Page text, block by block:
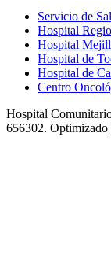
Servicio de
Hospital
Hospital
Hospital de
Hospital de
Centro
Hospital
656302. Optimizado